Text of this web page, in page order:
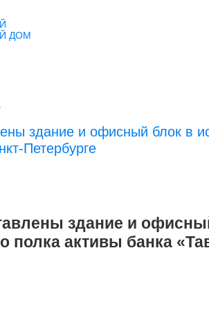
ДОМ
здание и офисный блок в
Петербурге
здание и
полка активы банка